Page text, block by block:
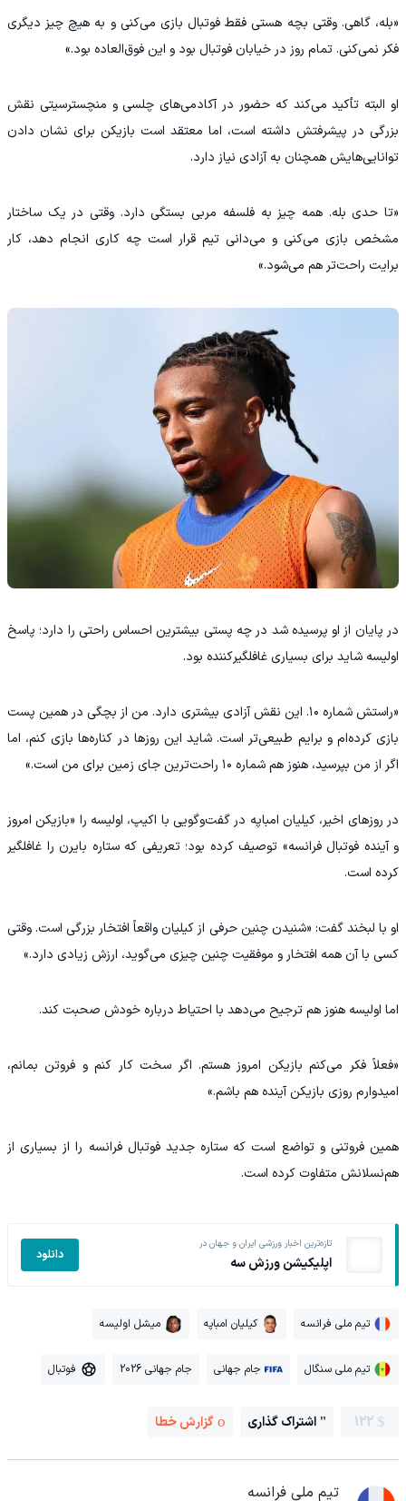
«بله، گاهی. وقتی بچه هستی فقط فوتبال بازی می‌کنی و به هیچ چیز دیگری
فکر نمی‌کنی. تمام روز در خیابان فوتبال بود و این فوق‌العاده بود.»
او البته تأکید می‌کند که حضور در آکادمی‌های چلسی و منچسترسیتی نقش
بزرگی در پیشرفتش داشته است، اما معتقد است بازیکن برای نشان دادن
توانایی‌هایش همچنان به آزادی نیاز دارد.
«تا حدی بله. همه چیز به فلسفه مربی بستگی دارد. وقتی در یک ساختار
مشخص بازی می‌کنی و می‌دانی تیم قرار است چه کاری انجام دهد، کار
برایت راحت‌تر هم می‌شود.»
در پایان از او پرسیده شد در چه پستی بیشترین احساس راحتی را دارد؛ پاسخ
اولیسه شاید برای بسیاری غافلگیرکننده بود.
«راستش شماره ۱۰. این نقش آزادی بیشتری دارد. من از بچگی در همین پست
بازی کرده‌ام و برایم طبیعی‌تر است. شاید این روزها در کناره‌ها بازی کنم، اما
اگر از من بپرسید، هنوز هم شماره ۱۰ راحت‌ترین جای زمین برای من است.»
در روزهای اخیر، کیلیان امباپه در گفت‌وگویی با اکیپ، اولیسه را «بازیکن امروز
و آینده فوتبال فرانسه» توصیف کرده بود؛ تعریفی که ستاره بایرن را غافلگیر
کرده است.
او با لبخند گفت: «شنیدن چنین حرفی از کیلیان واقعاً افتخار بزرگی است. وقتی
کسی با آن همه افتخار و موفقیت چنین چیزی می‌گوید، ارزش زیادی دارد.»
اما اولیسه هنوز هم ترجیح می‌دهد با احتیاط درباره خودش صحبت کند.
«فعلاً فکر می‌کنم بازیکن امروز هستم. اگر سخت کار کنم و فروتن بمانم،
امیدوارم روزی بازیکن آینده هم باشم.»
همین فروتنی و تواضع است که ستاره جدید فوتبال فرانسه را از بسیاری از
هم‌نسلانش متفاوت کرده است.
تازه‌ترین اخبار ورزشی ایران و جهان در
اپلیکیشن ورزش سه دانلود
تیم ملی فرانسه کیلیان امباپه میشل اولیسه
تیم ملی سنگال جام جهانی جام جهانی 2026 فوتبال
122 اشتراک گذاری گزارش خطا
تیم ملی فرانسه